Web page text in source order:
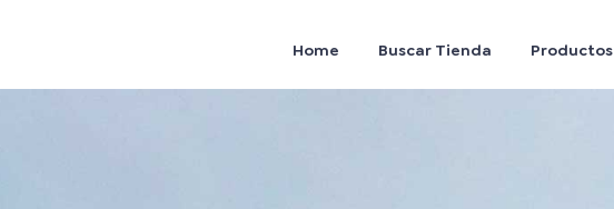
Home Buscar Tienda Productos